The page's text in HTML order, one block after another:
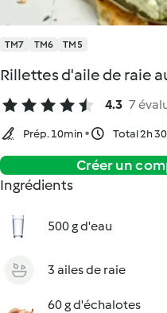
TM7 TM6 TM5
Rillettes d'aile de raie
4.3 7
Prép. 10min Total 2h
Créer un
Ingrédients
500 g d'eau
3 ailes de raie
60 g d'échalotes